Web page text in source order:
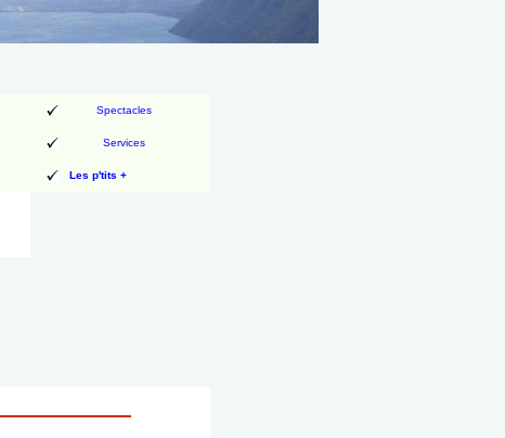
Spectacles
Services
Les p'tits +